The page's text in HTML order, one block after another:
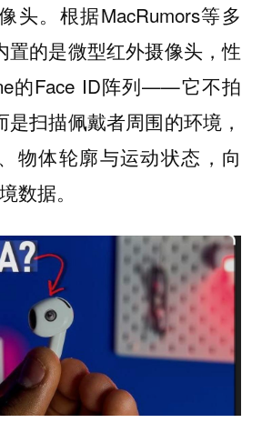
头。根据MacRumors等多
置的是微型红外摄像头，性
的Face ID阵列——它不拍
是扫描佩戴者周围的环境，
物体轮廓与运动状态，向
数据。